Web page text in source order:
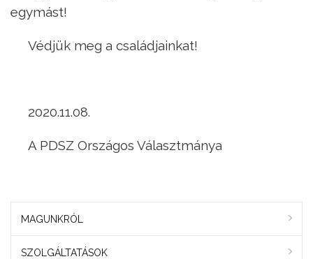
egymást!
Védjük meg a családjainkat!
2020.11.08.
A PDSZ Országos Választmánya
MAGUNKRÓL
SZOLGÁLTATÁSOK